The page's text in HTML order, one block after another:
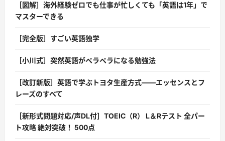
［図解］海外経験ゼロでも仕事が忙しくても「英語は1年」で
マスターできる
［完全版］すごい英語独学
［小川式］突然英語がペラペラになる勉強法
［改訂新版］英語で学ぶトヨタ生産方式――エッセンスとフ
レーズのすべて
［新形式問題対応/声DL付］TOEIC（R） L＆Rテスト 全パー
ト攻略 絶対突破！ 500点